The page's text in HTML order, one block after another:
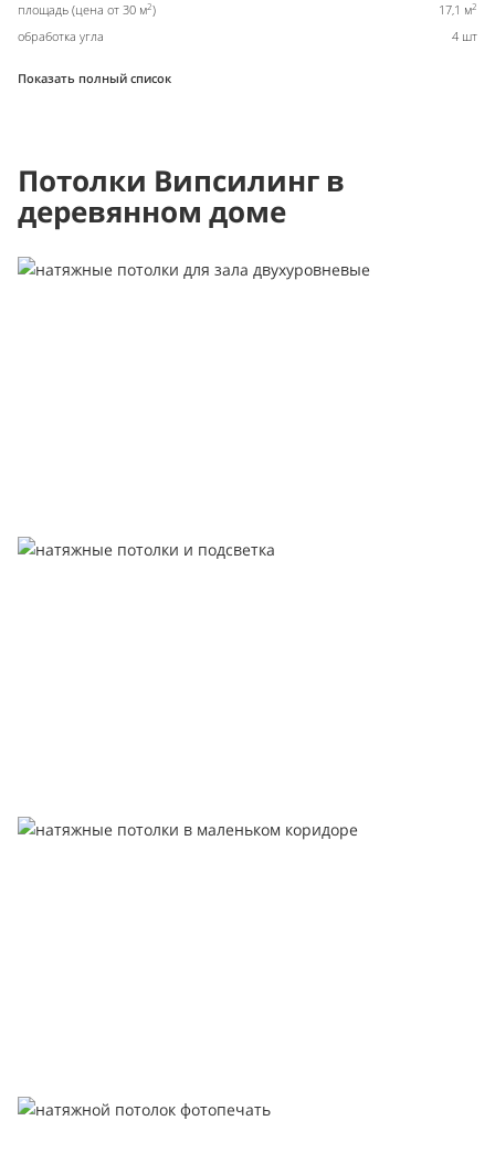
площадь (цена от 30 м2) 17,1 м2
обработка угла 4 шт
Показать полный список
Потолки Випсилинг в
деревянном доме